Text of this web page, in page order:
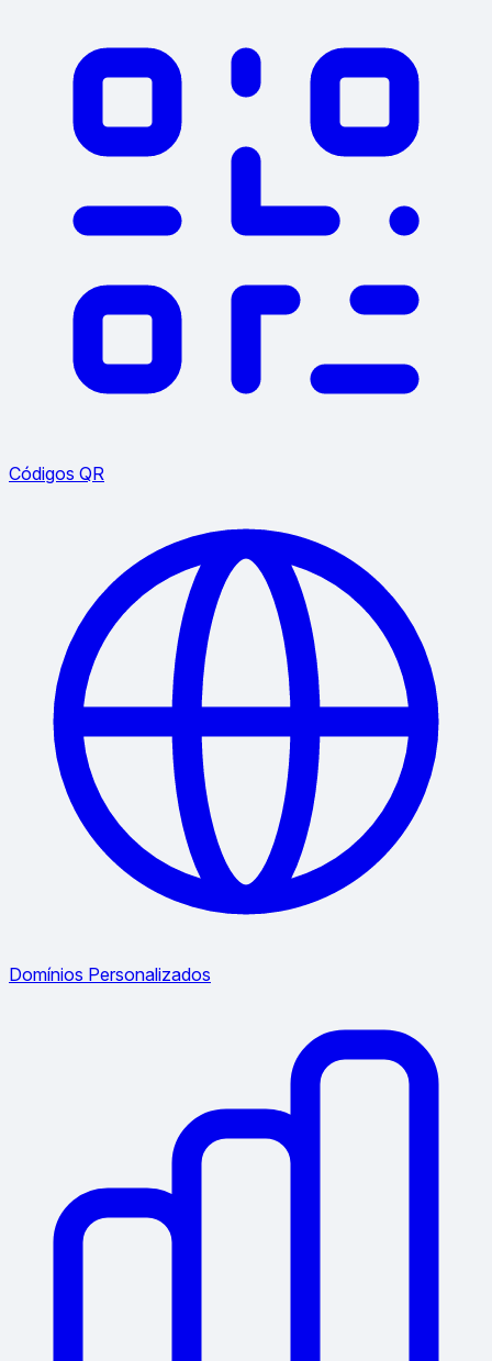
Códigos QR
Domínios Personalizados